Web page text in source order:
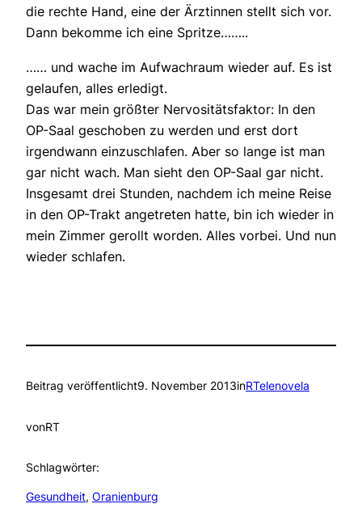
die rechte Hand, eine der Ärztinnen stellt sich vor.
Dann bekomme ich eine Spritze……..
…… und wache im Aufwachraum wieder auf. Es ist
gelaufen, alles erledigt.
Das war mein größter Nervositätsfaktor: In den
OP-Saal geschoben zu werden und erst dort
irgendwann einzuschlafen. Aber so lange ist man
gar nicht wach. Man sieht den OP-Saal gar nicht.
Insgesamt drei Stunden, nachdem ich meine Reise
in den OP-Trakt angetreten hatte, bin ich wieder in
mein Zimmer gerollt worden. Alles vorbei. Und nun
wieder schlafen.
Beitrag veröffentlicht9. November 2013inRTelenovela
vonRT
Schlagwörter:
Gesundheit, Oranienburg